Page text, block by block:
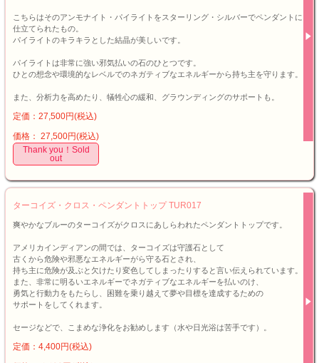
こちらはそのアンモナイト・パイライトをスターリング・シルバーでペンダントに
仕立てられたもの。
パイライトのキラキラとした結晶が美しいです。
パイライトは非常に強い邪気払いの石のひとつです。
ひとの想念や環境的なレベルでのネガティブなエネルギーから持ち主を守ります。
また、分析力を高めたり、犠牲心の緩和、グラウンディングのサポートも。
定価：27,500円(税込)
価格： 27,500円(税込)
Thank you！Sold
out
ターコイズ・クロス・ペンダントトップ TUR017
爽やかなブルーのターコイズがクロスにあしらわれたペンダントトップです。
アメリカインディアンの間では、ターコイズは守護石として
古くから危険や邪悪なエネルギーがら守る石とされ、
持ち主に危険が及ぶと欠けたり変色してしまったりすると言い伝えられています。
また、非常に明るいエネルギーでネガティブなエネルギーを払いのけ、
勇気と行動力をもたらし、困難を乗り越えて夢や目標を達成するための
サポートをしてくれます。
セージなどで、こまめな浄化をお勧めします（水や日光浴は苦手です）。
定価：4,400円(税込)